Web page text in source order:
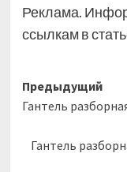
Реклама.
ссылкам в
Навигация
записи
Предыдущий
Гантель
Гантель